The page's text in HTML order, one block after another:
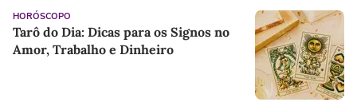
HORÓSCOPO
Tarô do Dia: Dicas para os Signos no
Amor, Trabalho e Dinheiro